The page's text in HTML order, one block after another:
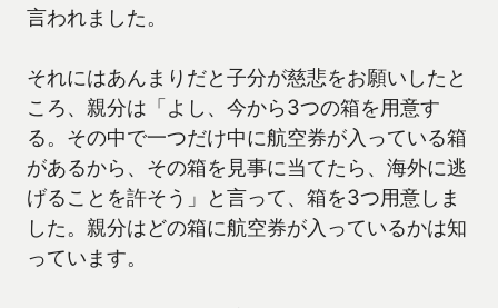
言われました。
それにはあんまりだと子分が慈悲をお願いしたと
ころ、親分は「よし、今から3つの箱を用意す
る。その中で一つだけ中に航空券が入っている箱
があるから、その箱を見事に当てたら、海外に逃
げることを許そう」と言って、箱を3つ用意しま
した。親分はどの箱に航空券が入っているかは知
っています。